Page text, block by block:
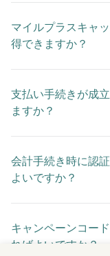
マイルプラスキャ
得できますか？
支払い手続きが成
ますか？
会計手続き時に認
よいですか？
キャンペーンコー
ればよいですか？